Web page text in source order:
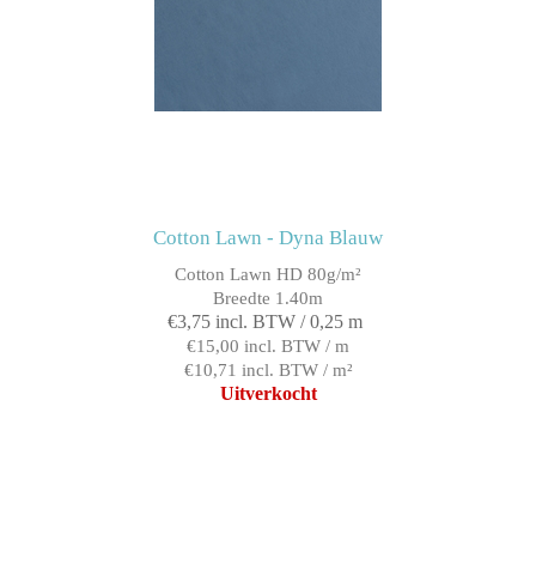
Cotton Lawn - Dyna Blauw
Cotton Lawn HD 80g/m²
Breedte 1.40m
€3,75 incl. BTW / 0,25 m
€15,00 incl. BTW / m
€10,71 incl. BTW / m²
Uitverkocht